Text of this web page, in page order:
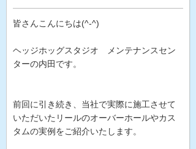
皆さんこんにちは(^-^)
ヘッジホッグスタジオ メンテナンスセン
ターの内田です。
前回に引き続き、当社で実際に施工させて
いただいたリールのオーバーホールやカス
タムの実例をご紹介いたします。